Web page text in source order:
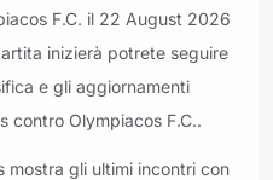
F.C. il 22 August 2026
inizierà potrete seguire
e gli aggiornamenti
contro Olympiacos F.C..
mostra gli ultimi incontri con